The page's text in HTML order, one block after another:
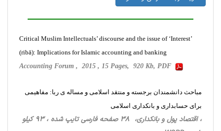
Critical Muslim Intellectuals’ discourse and the issue of ‘Interest’
(ribā): Implications for Islamic accounting and banking
Accounting Forum , 2015 , 15 Pages, 920 Kb, PDF
مباحث دانشمندان برجسته و منتقد اسلامی و مساله ی ربا: مفاهیمی
برای حسابداری و بانکداری اسلامی
، اقتصاد پول و بانکداری، 38 صفحه فارسی تایپ شده ، 93 کیلو